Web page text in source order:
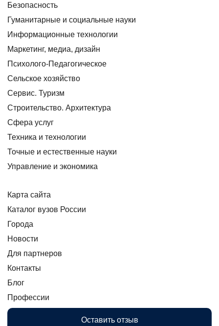
Безопасность
Гуманитарные и социальные науки
Информационные технологии
Маркетинг, медиа, дизайн
Психолого-Педагогическое
Сельское хозяйство
Сервис. Туризм
Строительство. Архитектура
Сфера услуг
Техника и технологии
Точные и естественные науки
Управление и экономика
Карта сайта
Каталог вузов России
Города
Новости
Для партнеров
Контакты
Блог
Профессии
Оставить отзыв